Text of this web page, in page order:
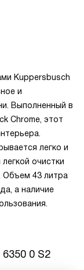
Kuppersbusch
и
Выполненный в
Chrome, этот
легко и
очистки
Объем 43 литра
а наличие
0 S2